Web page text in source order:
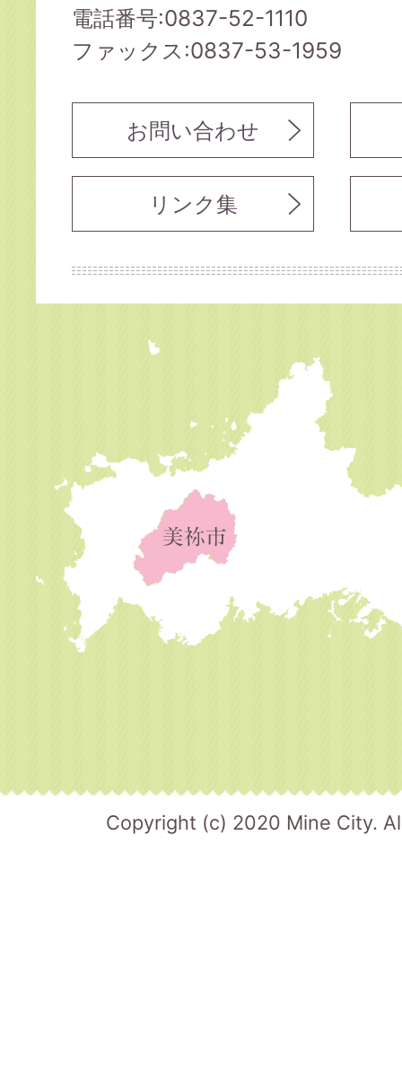
電話番号:0837-52-1110
ファックス:0837-53-1959
お問い合わせ
リンク集
Copyright (c) 2020 Mine City.